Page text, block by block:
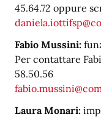
45.64.72 oppure
Fabio Mussini:
Per contattare
58.50.56
Laura Monari: